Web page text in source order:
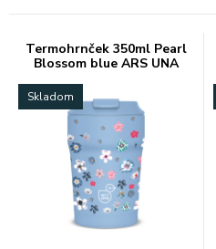
Termohrnček 350ml Pearl
Blossom blue ARS UNA
Skladom